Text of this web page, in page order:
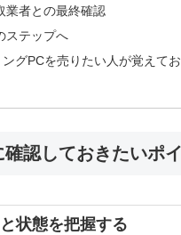
業者との最終確認
ステップへ
グPCを売りたい人が覚えて
認しておきたいポ
状態を把握する